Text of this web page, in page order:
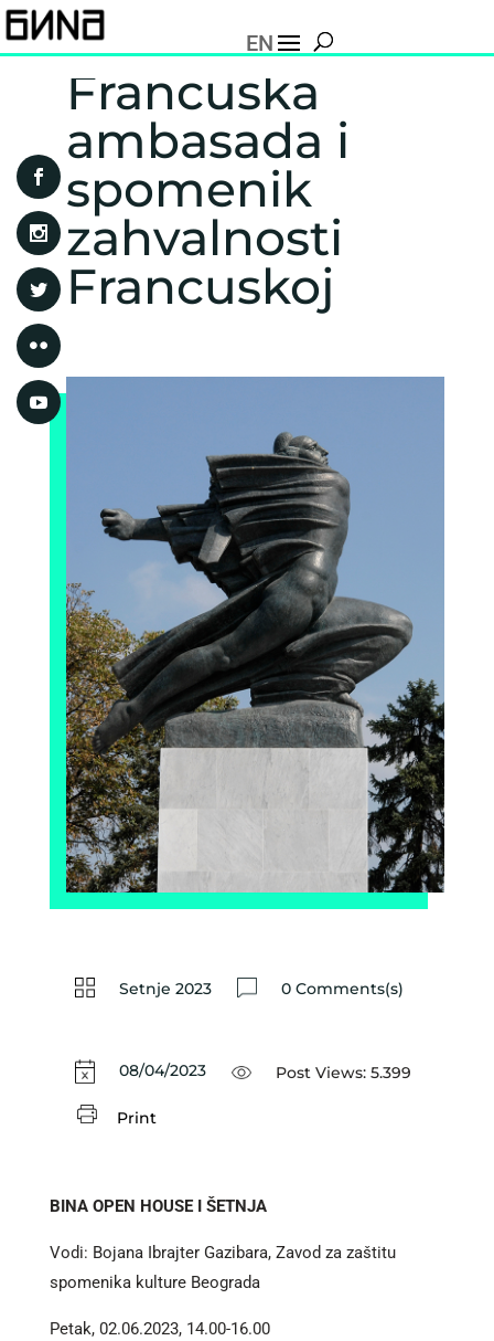
EN
Francuska
ambasada i
spomenik
zahvalnosti
Francuskoj
Setnje 2023 0 Comments(s)
08/04/2023 Post Views: 5.399
Print
BINA OPEN HOUSE I ŠETNJA
Vodi: Bojana Ibrajter Gazibara, Zavod za zaštitu
spomenika kulture Beograda
Petak, 02.06.2023, 14.00-16.00